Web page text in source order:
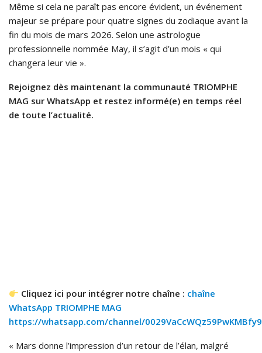
Même si cela ne paraît pas encore évident, un événement
majeur se prépare pour quatre signes du zodiaque avant la
fin du mois de mars 2026. Selon une astrologue
professionnelle nommée May, il s’agit d’un mois « qui
changera leur vie ».
Rejoignez dès maintenant la communauté TRIOMPHE
MAG sur WhatsApp et restez informé(e) en temps réel
de toute l’actualité.
Cliquez ici pour intégrer notre chaîne : chaîne
WhatsApp TRIOMPHE MAG
https://whatsapp.com/channel/
« Mars donne l’impression d’un retour de l’élan, malgré